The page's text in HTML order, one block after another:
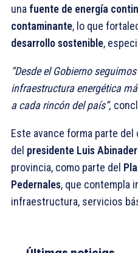
una fuente de energía
contaminante, lo que
desarrollo sostenible,
“Desde el Gobierno
infraestructura energética
a cada rincón del país”,
Este avance forma parte
del presidente Luis Abinader
provincia, como parte del
Pedernales, que contempla
infraestructura, servicios